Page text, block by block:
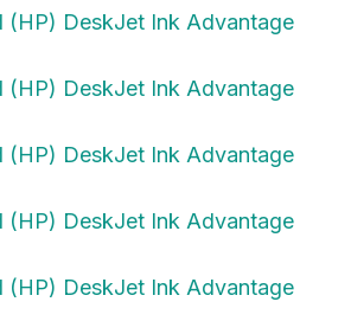
(HP) DeskJet Ink Advantage
(HP) DeskJet Ink Advantage
(HP) DeskJet Ink Advantage
(HP) DeskJet Ink Advantage
(HP) DeskJet Ink Advantage